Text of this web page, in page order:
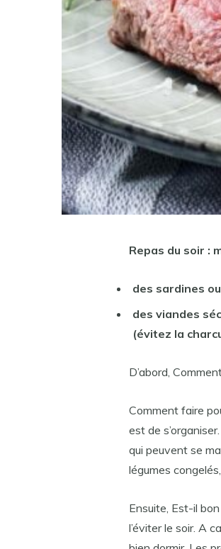
Repas du soir :
des sardines
des viandes
(évitez la
D’abord,
Comment faire
est de
qui peuvent se
légumes
Ensuite, Est-il
l’éviter le soir. A